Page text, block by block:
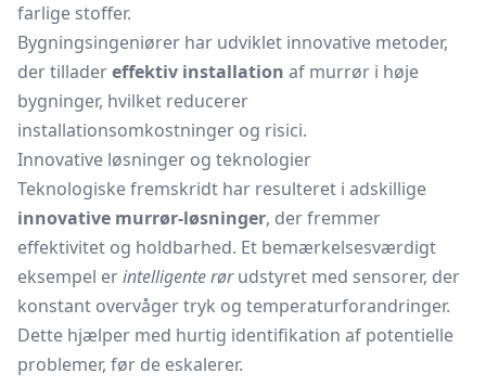
farlige stoffer.
Bygningsingeniører har udviklet innovative metoder,
der tilladereffektiv installation af murrør i høje
bygninger, hvilket reducerer
installationsomkostninger og risici.
Innovative løsninger og teknologier
Teknologiske fremskridt har resulteret i adskillige
innovative murrør-løsninger, der fremmer
effektivitet og holdbarhed. Et bemærkelsesværdigt
eksempel erintelligente rørudstyret med sensorer, der
konstant overvåger tryk og temperaturforandringer.
Dette hjælper med hurtig identifikation af potentielle
problemer, før de eskalerer.